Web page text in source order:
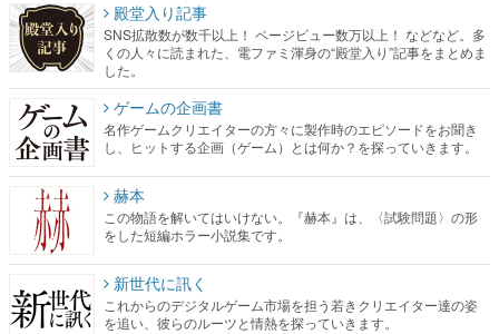
殿堂入り記事
SNS拡散数が数千以上！ ページビュー数万以上！ などなど。多
くの人々に読まれた、電ファミ渾身の“殿堂入り”記事をまとめま
した。
ゲームの企画書
名作ゲームクリエイターの方々に製作時のエピソードをお聞き
し、ヒットする企画（ゲーム）とは何か？を探っていきます。
赫本
この物語を解いてはいけない。『赫本』は、〈試験問題〉の形
をした短編ホラー小説集です。
新世代に訊く
これからのデジタルゲーム市場を担う若きクリエイター達の姿
を追い、彼らのルーツと情熱を探っていきます。